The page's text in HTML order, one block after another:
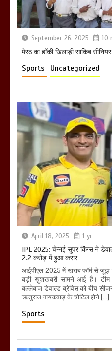
September 26, 2025 10
मेरठ का हाॅकी खिलाड़ी साकिब
Sports Uncategorized
April 18, 2025 1 yr
IPL 2025: चेन्नई सुपर किंग्स ने
2.2 करोड़ में हुआ करार
आईपीएल 2025 में खराब फॉर्म से
बड़ी खुशखबरी सामने आई है। टीम
बल्लेबाज डेवाल्ड ब्रेविस को बीच
ऋतुराज गायकवाड़ के चोटिल होने […]
Sports